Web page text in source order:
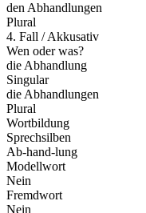
den Abhandlungen
Plural
4. Fall / Akkusativ
Wen oder was?
die Abhandlung
Singular
die Abhandlungen
Plural
Wortbildung
Sprechsilben
Ab-hand-lung
Modellwort
Nein
Fremdwort
Nein